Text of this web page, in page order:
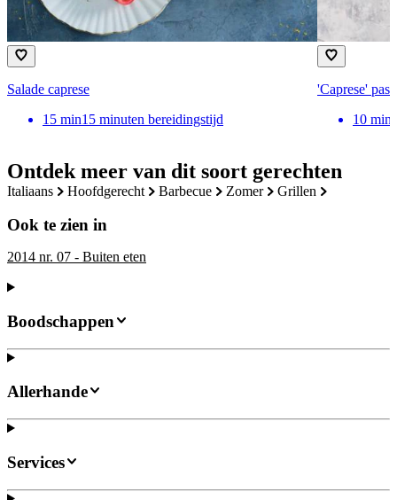
Ontdek meer van dit soort gerechten
italiaans hoofdgerecht barbecue zomer grillen
Ook te zien in
2014 nr. 07 - Buiten eten
Salade caprese
15 min15 minuten bereidingstijd
'Caprese'
10 min
Boodschappen
Allerhande
Services